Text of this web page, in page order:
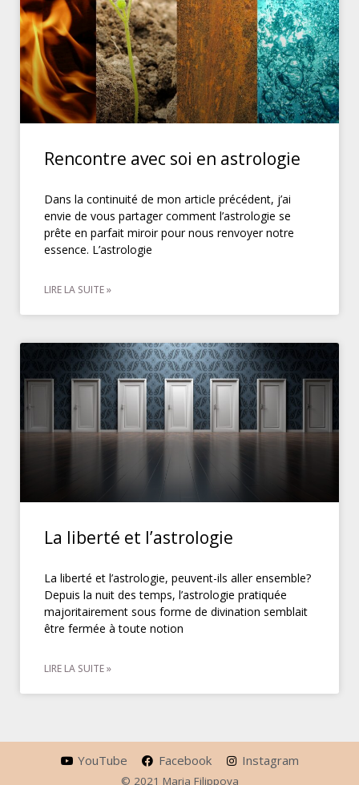
Rencontre avec soi en astrologie
Dans la continuité de mon article précédent, j’ai
envie de vous partager comment l’astrologie se
prête en parfait miroir pour nous renvoyer notre
essence. L’astrologie
LIRE LA SUITE »
La liberté et l’astrologie
La liberté et l’astrologie, peuvent-ils aller ensemble?
Depuis la nuit des temps, l’astrologie pratiquée
majoritairement sous forme de divination semblait
être fermée à toute notion
LIRE LA SUITE »
YouTube Facebook Instagram
© 2021 Maria Filippova